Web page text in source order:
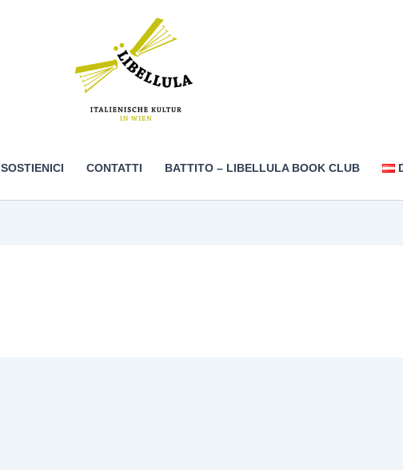
SOSTIENICI CONTATTI BATTITO – LIBELLULA BOOK CLUB